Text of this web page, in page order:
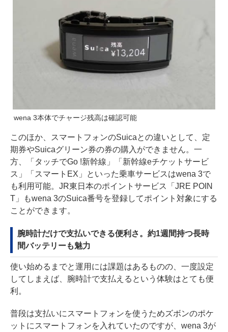
wena 3本体でチャージ残高は確認可能
このほか、スマートフォンのSuicaとの違いとして、定
期券やSuicaグリーン券の券の購入ができません。一
方、「タッチでGo !新幹線」「新幹線eチケットサービ
ス」「スマートEX」といった乗車サービスはwena 3で
も利用可能。JR東日本のポイントサービス「JRE POIN
T」もwena 3のSuica番号を登録してポイント対象にする
ことができます。
腕時計だけで支払いできる便利さ。約1週間持つ長時
間バッテリーも魅力
使い始めるまでと運用には課題はあるものの、一度設定
してしまえば、腕時計で支払えるという体験はとても便
利。
普段は支払いにスマートフォンを使うためズボンのポケ
ットにスマートフォンを入れていたのですが、wena 3が